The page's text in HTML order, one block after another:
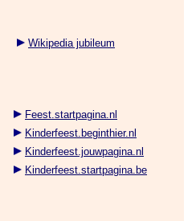
Wikipedia jubileum
Feest.startpagina.nl
Kinderfeest.beginthier.nl
Kinderfeest.jouwpagina.nl
Kinderfeest.startpagina.be